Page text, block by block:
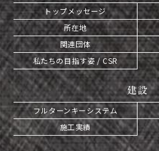
トップメッセージ
所在地
関連団体
私たちの目指す姿 / CSR
建設
フルターンキーシステム
施工実績